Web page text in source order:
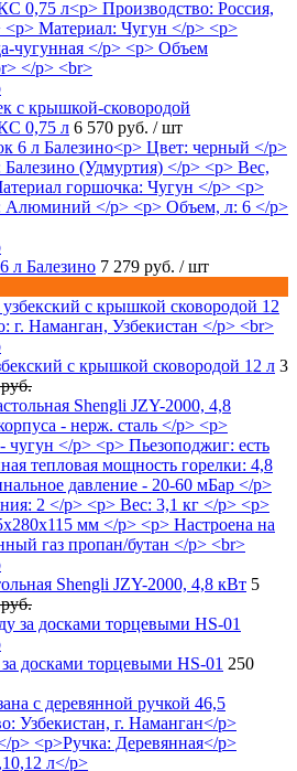
с крышкой-сковородой
0,75 л 6 570 руб. / шт
л Балезино 7 279 руб. / шт
с крышкой сковородой 12 л 3
Shengli JZY-2000, 4,8 кВт 5
досками торцевыми HS-01 250